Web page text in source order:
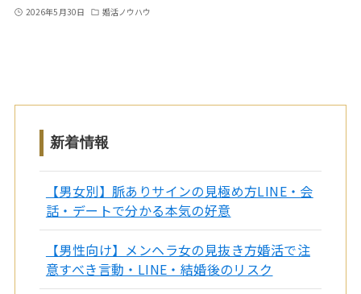
2026年5月30日 婚活ノウハウ
新着情報
【男女別】脈ありサインの見極め方LINE・会
話・デートで分かる本気の好意
【男性向け】メンヘラ女の見抜き方婚活で注
意すべき言動・LINE・結婚後のリスク